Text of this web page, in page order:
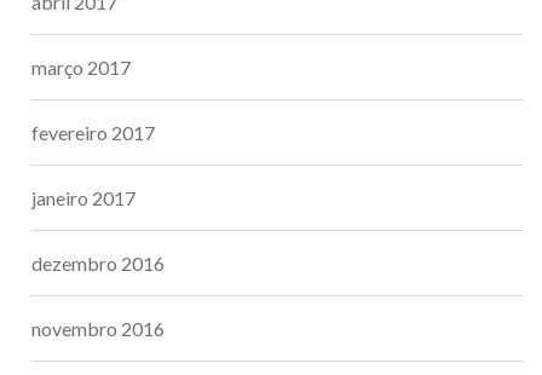
março 2017
fevereiro 2017
janeiro 2017
dezembro 2016
novembro 2016